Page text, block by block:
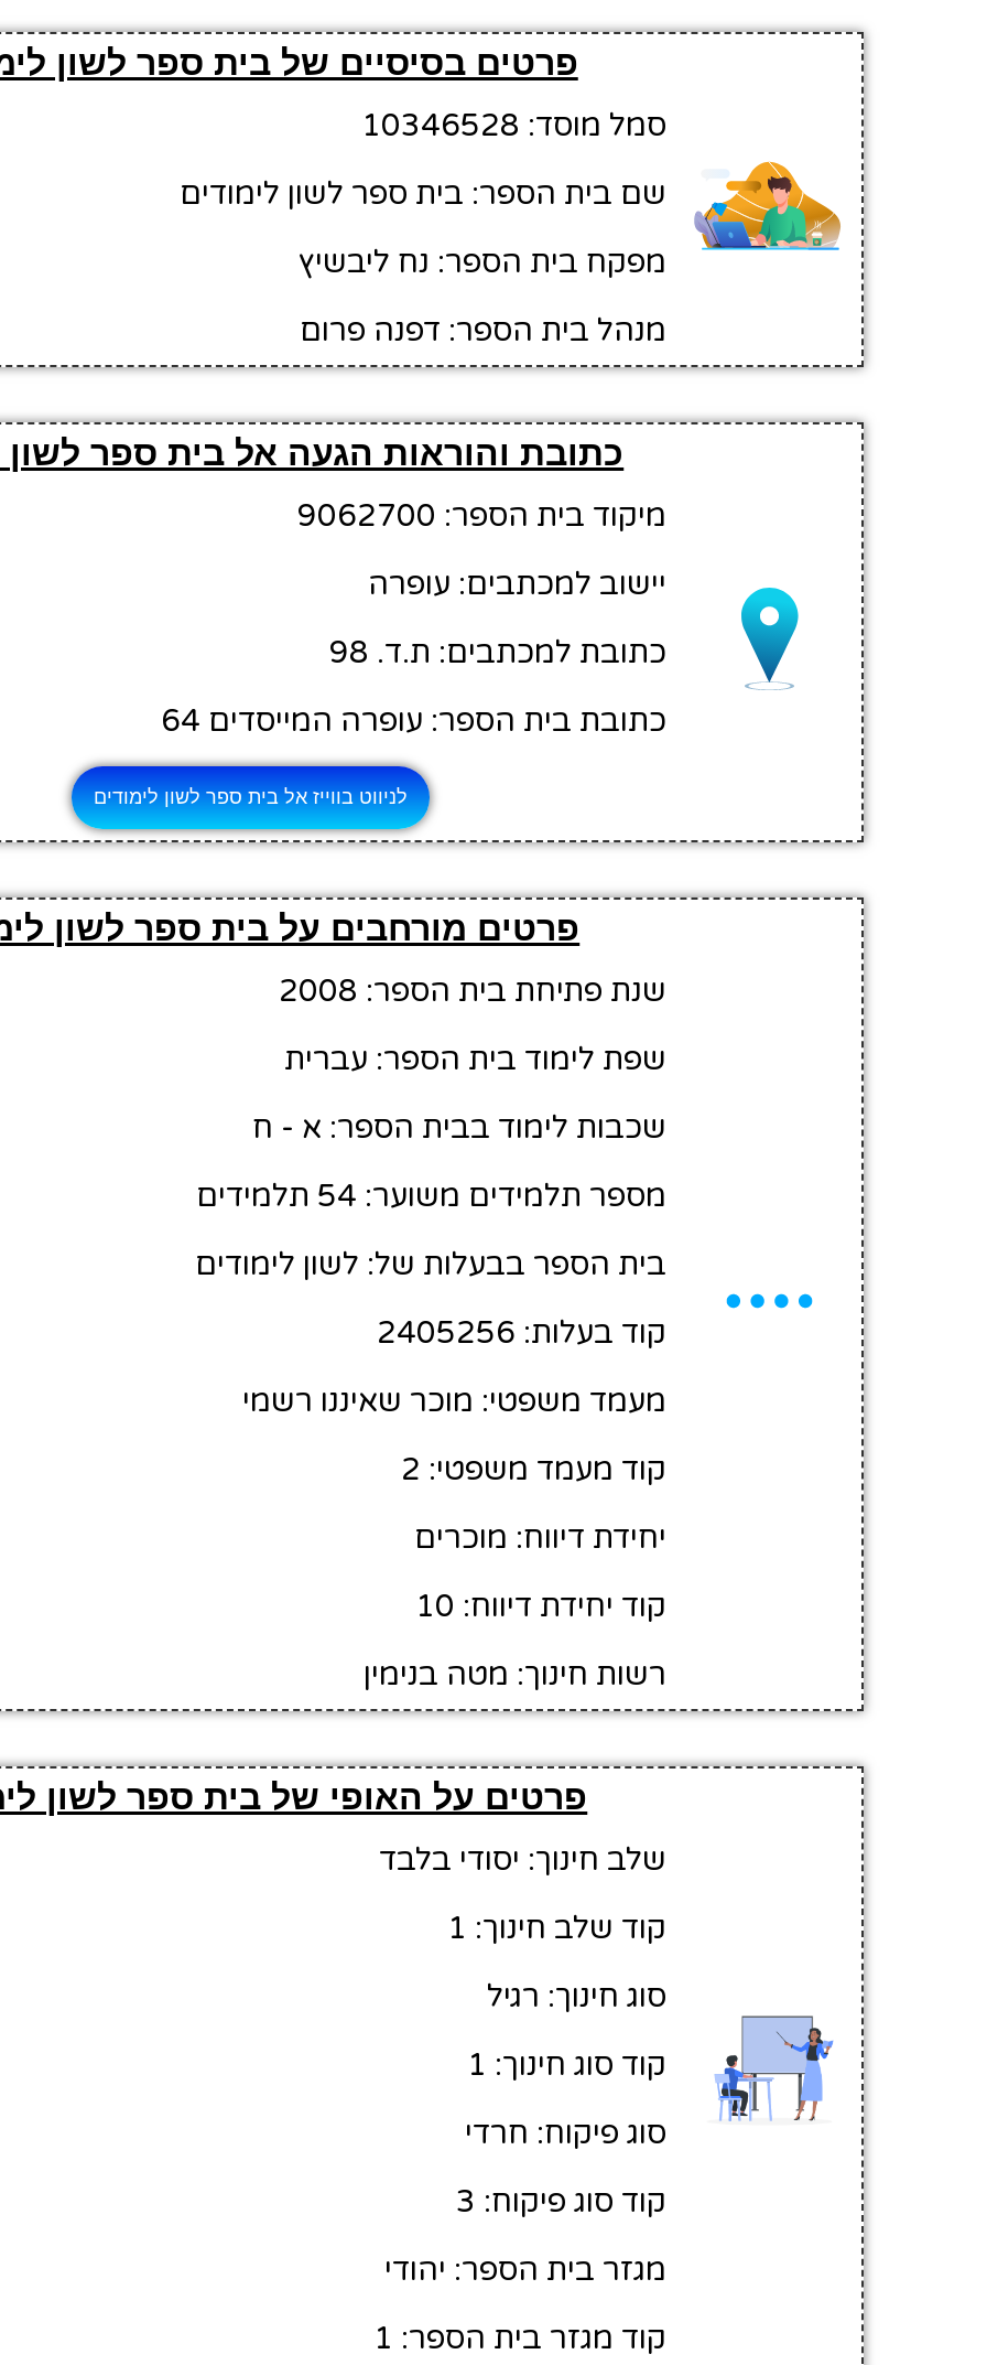
פרטים בסיסיים של בית ספר לשון
סמל מוסד: 10346528
שם בית הספר: בית ספר לשון לימודים
מפקח בית הספר: נח ליבשיץ
מנהל בית הספר: דפנה פרום
כתובת והוראות הגעה אל בית ספר לשון
מיקוד בית הספר: 9062700
יישוב למכתבים: עופרה
כתובת למכתבים: ת.ד. 98
כתובת בית הספר: עופרה המייסדים 64
לניווט בווייז אל בית ספר לשון לימודים
פרטים מורחבים על בית ספר לשון
שנת פתיחת בית הספר: 2008
שפת לימוד בית הספר: עברית
שכבות לימוד בבית הספר: א - ח
מספר תלמידים משוער: 54 תלמידים
בית הספר בבעלות של: לשון לימודים
קוד בעלות: 2405256
מעמד משפטי: מוכר שאיננו רשמי
קוד מעמד משפטי: 2
יחידת דיווח: מוכרים
קוד יחידת דיווח: 10
רשות חינוך: מטה בנימין
פרטים על האופי של בית ספר לשון
שלב חינוך: יסודי בלבד
קוד שלב חינוך: 1
סוג חינוך: רגיל
קוד סוג חינוך: 1
סוג פיקוח: חרדי
קוד סוג פיקוח: 3
מגזר בית הספר: יהודי
קוד מגזר בית הספר: 1